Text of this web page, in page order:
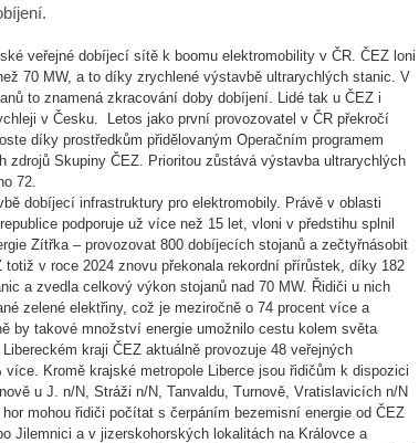
veřejné dobíjecí sítě k boomu elektromobility v ČR. ČEZ loni
70 MW, a to díky zrychlené výstavbě ultrarychlých stanic. V
to znamená zkracování doby dobíjení. Lidé tak u ČEZ i
v Česku. Letos jako první provozovatel v ČR překročí
díky prostředkům přidělovaným Operačním programem
zdrojů Skupiny ČEZ. Prioritou zůstává výstavba ultrarychlých
72.
dobíjecí infrastruktury pro elektromobily. Právě v oblasti
podporuje už více než 15 let, vloni v předstihu splnil
Zítřka – provozovat 800 dobíjecích stojanů a zečtyřnásobit
v roce 2024 znovu překonala rekordní přírůstek, díky 182
a zvedla celkový výkon stojanů nad 70 MW. Řidiči u nich
zelené elektřiny, což je meziročně o 74 procent více a
by takové množství energie umožnilo cestu kolem světa
kraji ČEZ aktuálně provozuje 48 veřejných
Kromě krajské metropole Liberce jsou řidičům k dispozici
u J. n/N, Stráži n/N, Tanvaldu, Turnově, Vratislavicích n/N
mohou řidiči počítat s čerpáním bezemisní energie od ČEZ
Jilemnici a v jizerskohorských lokalitách na Královce a